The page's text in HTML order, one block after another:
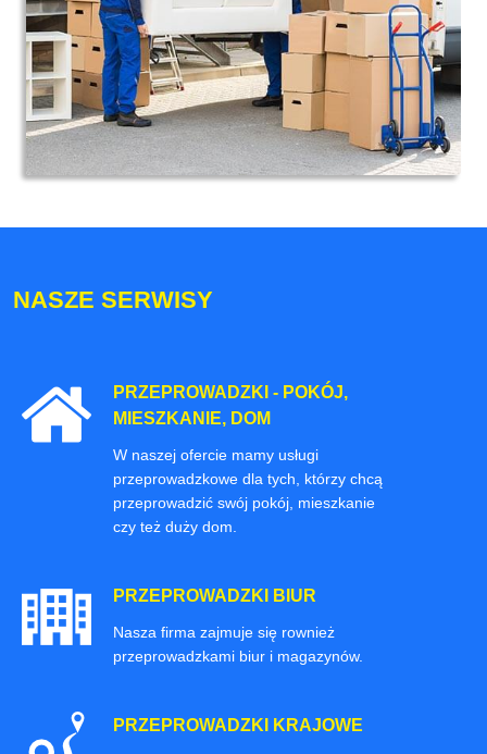
NASZE SERWISY
PRZEPROWADZKI - POKÓJ,
MIESZKANIE, DOM
W naszej ofercie mamy usługi
przeprowadzkowe dla tych, którzy chcą
przeprowadzić swój pokój, mieszkanie
czy też duży dom.
PRZEPROWADZKI BIUR
Nasza firma zajmuje się rownież
przeprowadzkami biur i magazynów.
PRZEPROWADZKI KRAJOWE